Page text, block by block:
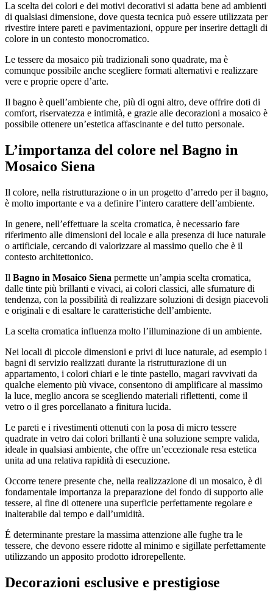
La scelta dei colori e dei motivi decorativi si adatta bene ad ambienti
di qualsiasi dimensione, dove questa tecnica può essere utilizzata per
rivestire intere pareti e pavimentazioni, oppure per inserire dettagli di
colore in un contesto monocromatico.
Le tessere da mosaico più tradizionali sono quadrate, ma è
comunque possibile anche scegliere formati alternativi e realizzare
vere e proprie opere d’arte.
Il bagno è quell’ambiente che, più di ogni altro, deve offrire doti di
comfort, riservatezza e intimità, e grazie alle decorazioni a mosaico è
possibile ottenere un’estetica affascinante e del tutto personale.
L’importanza del colore nel Bagno in
Mosaico Siena
Il colore, nella ristrutturazione o in un progetto d’arredo per il bagno,
è molto importante e va a definire l’intero carattere dell’ambiente.
In genere, nell’effettuare la scelta cromatica, è necessario fare
riferimento alle dimensioni del locale e alla presenza di luce naturale
o artificiale, cercando di valorizzare al massimo quello che è il
contesto architettonico.
Il Bagno in Mosaico Siena permette un’ampia scelta cromatica,
dalle tinte più brillanti e vivaci, ai colori classici, alle sfumature di
tendenza, con la possibilità di realizzare soluzioni di design piacevoli
e originali e di esaltare le caratteristiche dell’ambiente.
La scelta cromatica influenza molto l’illuminazione di un ambiente.
Nei locali di piccole dimensioni e privi di luce naturale, ad esempio i
bagni di servizio realizzati durante la ristrutturazione di un
appartamento, i colori chiari e le tinte pastello, magari ravvivati da
qualche elemento più vivace, consentono di amplificare al massimo
la luce, meglio ancora se scegliendo materiali riflettenti, come il
vetro o il gres porcellanato a finitura lucida.
Le pareti e i rivestimenti ottenuti con la posa di micro tessere
quadrate in vetro dai colori brillanti è una soluzione sempre valida,
ideale in qualsiasi ambiente, che offre un’eccezionale resa estetica
unita ad una relativa rapidità di esecuzione.
Occorre tenere presente che, nella realizzazione di un mosaico, è di
fondamentale importanza la preparazione del fondo di supporto alle
tessere, al fine di ottenere una superficie perfettamente regolare e
inalterabile dal tempo e dall’umidità.
É determinante prestare la massima attenzione alle fughe tra le
tessere, che devono essere ridotte al minimo e sigillate perfettamente
utilizzando un apposito prodotto idrorepellente.
Decorazioni esclusive e prestigiose